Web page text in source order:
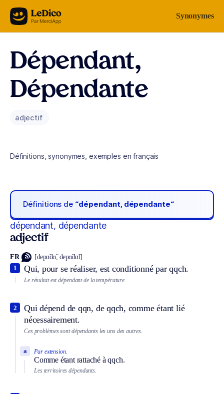
Aller au contenu Synonymes
Dépendant,
Dépendante
adjectif
Définitions, synonymes, exemples en français
Définitions de “dépendant, dépendante“
dépendant, dépendante
adjectif
FR [depɑ̃dɑ̃, depɑ̃dɑ̃t]
Qui, pour se réaliser, est conditionné par qqch.
1
Le résultat est dépendant de la température.
Qui dépend de qqn, de qqch, comme étant lié
nécessairement.
2
Ces problèmes sont dépendants les uns des autres.
Par extension.
Comme étant rattaché à qqch.
a
Les territoires dépendants.